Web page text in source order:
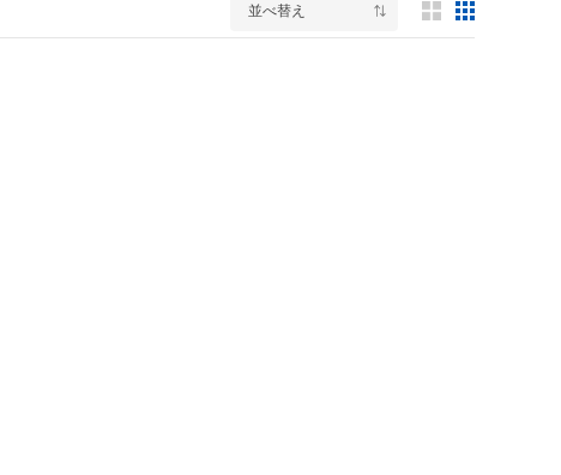
並べ替え 3列表示